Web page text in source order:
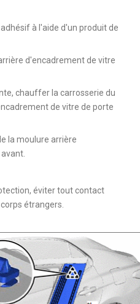
à l'aide d'un produit de
d'encadrement de vitre
chauffer la carrosserie du
de vitre de porte
la moulure arrière
éviter tout contact
étrangers.